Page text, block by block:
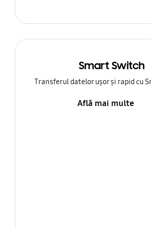
Smart Switch
Transferul datelor ușor și rapid cu
Află mai multe